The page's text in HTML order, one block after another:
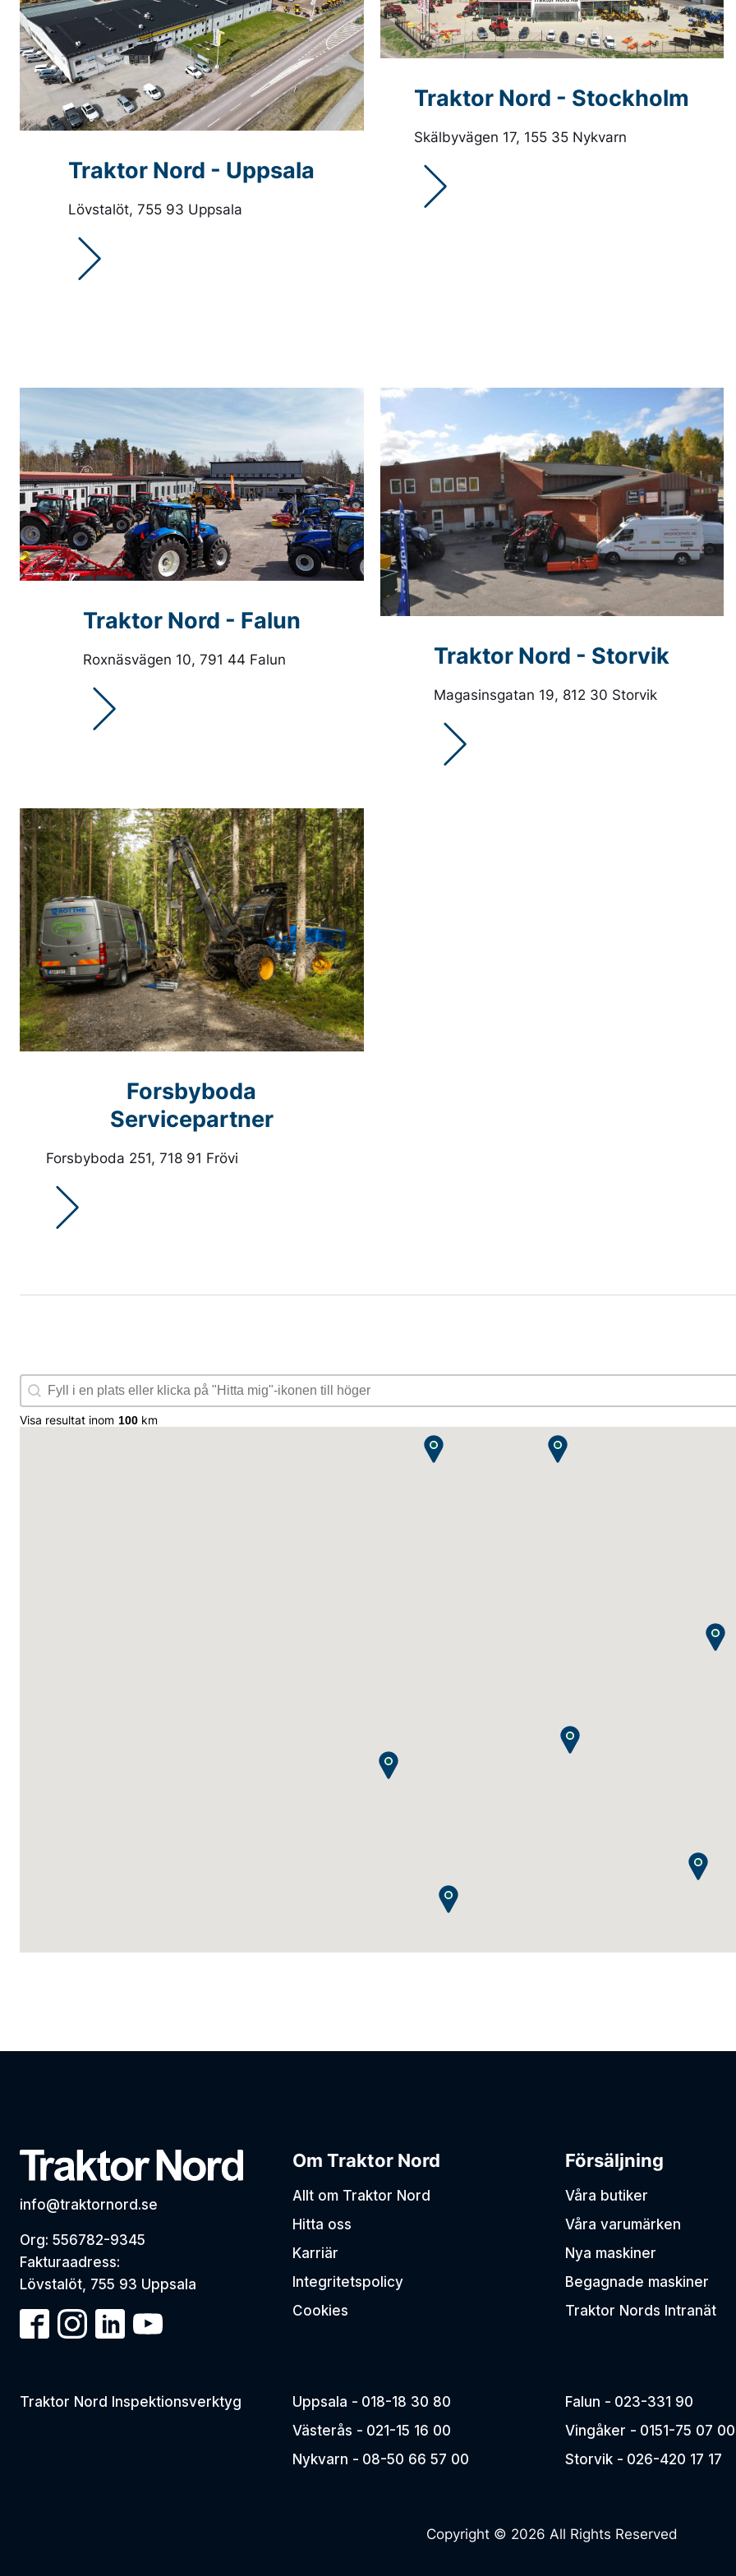
Pöttinger bidrar till en
ständigt pågående ökning av
effektiviteten och kvaliteten
Perfekt
och
inom bygg,
lantbruk.
BIGAB är
Traktor Nord - Uppsala
Lövstalöt, 755 93 Uppsala
Traktor Nord - Stockholm
Skälbyvägen 17, 155 35 Nykvarn
Traktor Nord - Falun
Roxnäsvägen 10, 791 44 Falun Traktor Nord - Storvik
Magasinsgatan 19, 812 30 Storvik
Forsbyboda
Servicepartner
Forsbyboda 251, 718 91 Frövi
Hitta mig
Geolocation
Visa resultat inom km
info@traktornord.se
Org: 556782-9345
Fakturaadress:
Lövstalöt, 755 93 Uppsala
Om Traktor Nord
Allt om Traktor Nord
Hitta oss
Karriär
Integritetspolicy
Cookies
Försäljning
Våra butiker
Våra varumärken
Nya maskiner
Begagnade maskiner
Traktor Nords Intranät
Traktor Nord Inspektionsverktyg Uppsala - 018-18 30 80
Västerås - 021-15 16 00
Nykvarn - 08-50 66 57 00
Falun - 023-331 90
Vingåker - 0151-75 07 00
Storvik - 026-420 17 17
Copyright © 2026 All Rights Reserved